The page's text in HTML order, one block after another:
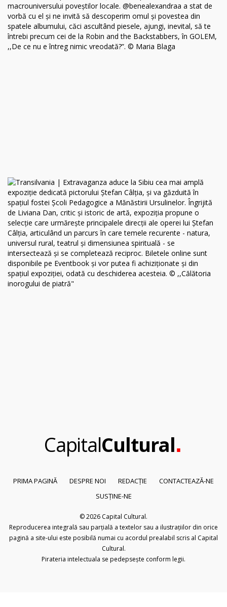
CapitalCultural.
PRIMA PAGINĂ DESPRE NOI REDACȚIE
CONTACTEAZĂ-NE
SUSȚINE-NE
© 2026 Capital Cultural.
Reproducerea integrală sau parțială a textelor sau a ilustrațiilor din orice
pagină a site-ului este posibilă numai cu acordul prealabil scris al Capital
Cultural.
Pirateria intelectuala se pedepsește conform legii.